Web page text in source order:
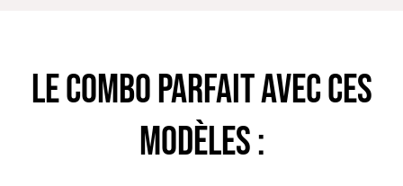
LE COMBO PARFAIT AVEC CES
MODÈLES :